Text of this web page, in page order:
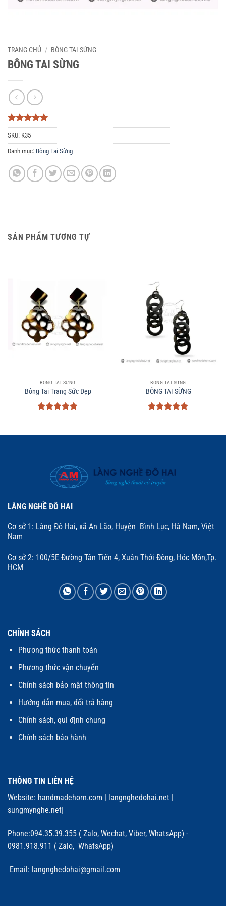
TRANG CHỦ / BÔNG TAI SỪNG
BÔNG TAI SỪNG
5trên 5
dựa trên
3
đánh giá
SKU: K35
Danh mục: Bông Tai Sừng
SẢN PHẨM TƯƠNG TỰ
BÔNG TAI SỪNG
Bông Tai Trang Sức Đẹp
sao
BÔNG TAI SỪNG
BÔNG TAI SỪNG
sao
LÀNG NGHỀ ĐÔ HAI
Cơ sở 1: Làng Đô Hai, xã An Lão, Huyện Bình Lục, Hà Nam, Việt
Nam
Cơ sở 2: 100/5E Đường Tân Tiến 4, Xuân Thới Đông, Hóc Môn,Tp.
HCM
CHÍNH SÁCH
Phương thức thanh toán
Phương thức vận chuyển
Chính sách bảo mật thông tin
Hướng dẫn mua, đổi trả hàng
Chính sách, qui định chung
Chính sách bảo hành
THÔNG TIN LIÊN HỆ
Website: handmadehorn.com | langnghedohai.net |
sungmynghe.net|
Phone:094.35.39.355 ( Zalo, Wechat, Viber, WhatsApp) -
0981.918.911 ( Zalo, WhatsApp)
Email: langnghedohai@gmail.com